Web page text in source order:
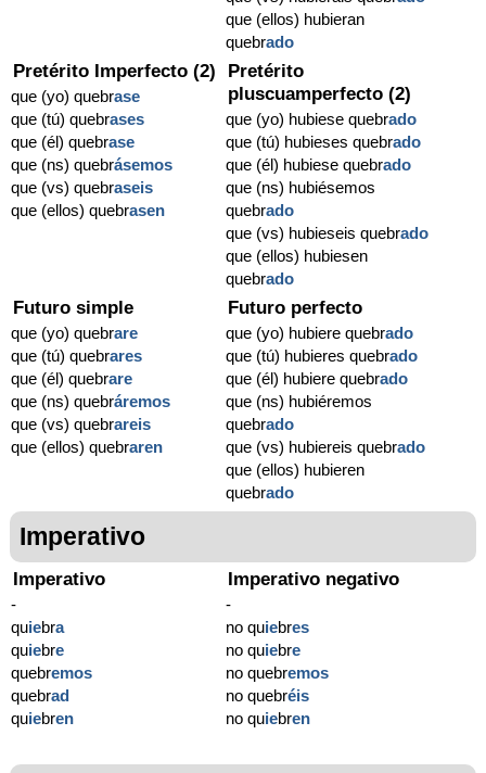
que (ellos) hubieran
quebrado
Pretérito Imperfecto (2)
que (yo) quebrase
que (tú) quebrases
que (él) quebrase
que (ns) quebrásemos
que (vs) quebraseis
que (ellos) quebrasen
Pretérito
pluscuamperfecto (2)
que (yo) hubiese quebrado
que (tú) hubieses quebrado
que (él) hubiese quebrado
que (ns) hubiésemos
quebrado
que (vs) hubieseis quebrado
que (ellos) hubiesen
quebrado
Futuro simple
que (yo) quebrare
que (tú) quebrares
que (él) quebrare
que (ns) quebráremos
que (vs) quebrareis
que (ellos) quebraren
Futuro perfecto
que (yo) hubiere quebrado
que (tú) hubieres quebrado
que (él) hubiere quebrado
que (ns) hubiéremos
quebrado
que (vs) hubiereis quebrado
que (ellos) hubieren
quebrado
Imperativo
Imperativo
-
quiebra
quiebre
quebremos
quebrad
quiebren
Imperativo negativo
-
no quiebres
no quiebre
no quebremos
no quebréis
no quiebren